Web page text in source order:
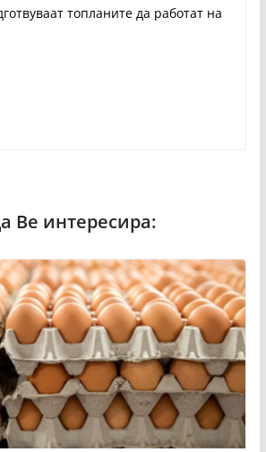
топланите да работат на